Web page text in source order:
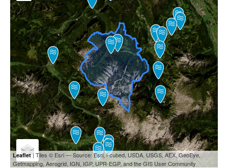
Leaflet| Tiles © Esri — Source: Esri, i-cubed, USDA, USGS, AEX, GeoEye,
Getmapping, Aerogrid, IGN, IGP, UPR-EGP, and the GIS User Community